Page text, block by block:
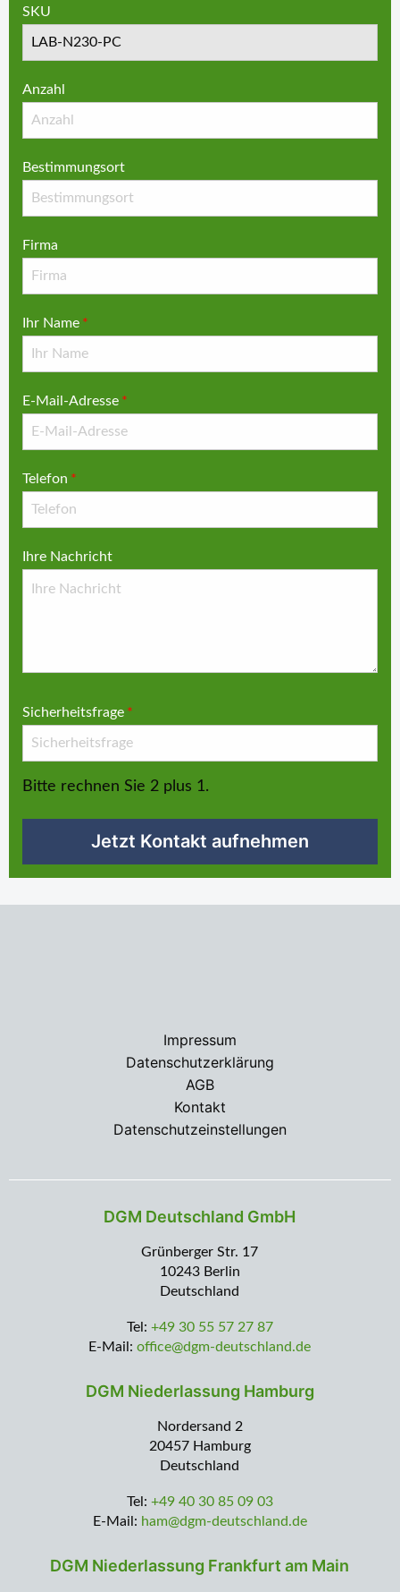
SKU
Anzahl
Bestimmungsort
Firma
Ihr Name *
E-Mail-Adresse *
Telefon *
Ihre Nachricht
Sicherheitsfrage *
Bitte rechnen Sie 2 plus 1.
Jetzt Kontakt aufnehmen
Impressum
Datenschutzerklärung
AGB
Kontakt
Datenschutzeinstellungen
DGM Deutschland GmbH
Grünberger Str. 17
10243 Berlin
Deutschland
Tel: +49 30 55 57 27 87
E-Mail:office@dgm-deutschland.de
DGM Niederlassung Hamburg
Nordersand 2
20457 Hamburg
Deutschland
Tel: +49 40 30 85 09 03
E-Mail: ham@dgm-deutschland.de
DGM Niederlassung Frankfurt am Main